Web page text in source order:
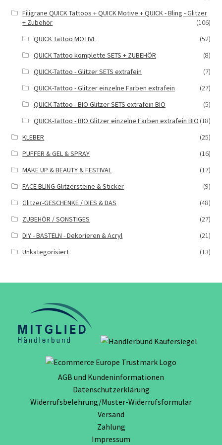
Filigrane QUICK Tattoos + QUICK Motive + QUICK - Bling - Glitzer
+ Zubehör
(106)
QUICK Tattoo MOTIVE
(52)
QUICK Tattoo komplette SETS + ZUBEHÖR
(8)
QUICK-Tattoo - Glitzer SETS extrafein
(7)
QUICK-Tattoo - Glitzer einzelne Farben extrafein
(27)
QUICK-Tattoo - BIO Glitzer SETS extrafein BIO
(5)
QUICK-Tattoo - BIO Glitzer einzelne Farben extrafein BIO (18)
KLEBER
(25)
PUFFER & GEL & SPRAY
(16)
MAKE UP & BEAUTY & FESTIVAL
(17)
FACE BLING Glitzersteine & Sticker
(9)
Glitzer-GESCHENKE / DIES & DAS
(48)
ZUBEHÖR / SONSTIGES
(27)
DIY - BASTELN - Dekorieren & Acryl
(21)
Unkategorisiert
(13)
AGB und Kundeninformationen
Datenschutzerklärung
Widerrufsbelehrung/Muster-Widerrufsformular
Versand
Zahlung
Impressum